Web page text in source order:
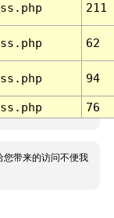
211
62
94
76
您带来的访问不便我